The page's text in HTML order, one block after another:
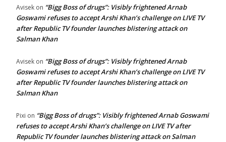
Avisek on “Bigg Boss of drugs”: Visibly frightened Arnab
Goswami refuses to accept Arshi Khan’s challenge on LIVE TV
after Republic TV founder launches blistering attack on
Salman Khan
Avisek on “Bigg Boss of drugs”: Visibly frightened Arnab
Goswami refuses to accept Arshi Khan’s challenge on LIVE TV
after Republic TV founder launches blistering attack on
Salman Khan
Pixi on “Bigg Boss of drugs”: Visibly frightened Arnab Goswami
refuses to accept Arshi Khan’s challenge on LIVE TV after
Republic TV founder launches blistering attack on Salman